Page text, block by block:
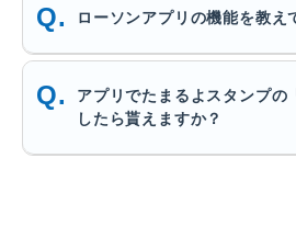
ローソンアプリの機能を教え
アプリでたまるよスタンプの
したら貰えますか？